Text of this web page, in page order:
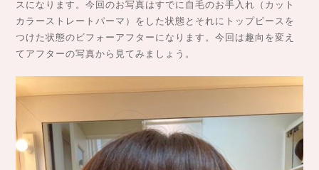
スになります。今回のお写真はすでに自毛のお手入れ（カット
カラーストレートパーマ）をした状態とそれにトップピースを
つけた状態のビフォーアフターになります。今回は趣向を変え
てアフターの写真から見てみましょう。